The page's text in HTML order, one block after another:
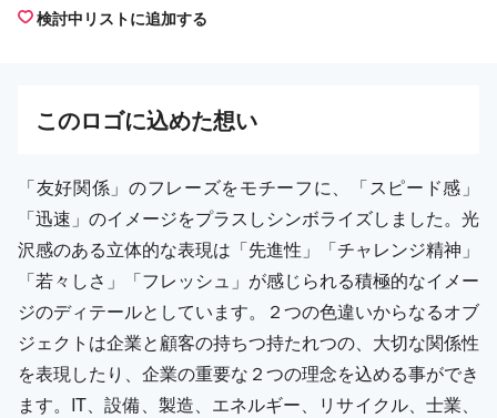
検討中リストに追加する
このロゴに込めた想い
「友好関係」のフレーズをモチーフに、「スピード感」
「迅速」のイメージをプラスしシンボライズしました。光
沢感のある立体的な表現は「先進性」「チャレンジ精神」
「若々しさ」「フレッシュ」が感じられる積極的なイメー
ジのディテールとしています。２つの色違いからなるオブ
ジェクトは企業と顧客の持ちつ持たれつの、大切な関係性
を表現したり、企業の重要な２つの理念を込める事ができ
ます。IT、設備、製造、エネルギー、リサイクル、士業、